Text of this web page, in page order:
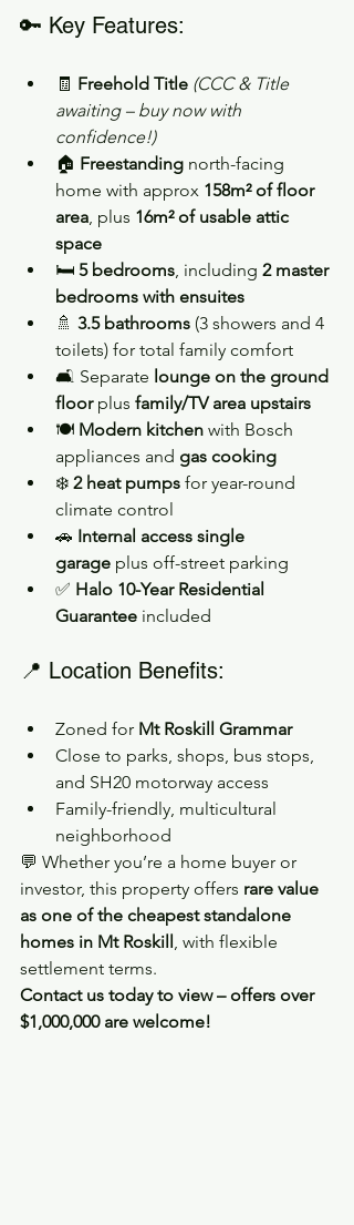
🔑 Key Features:
🧾 Freehold Title (CCC & Title
awaiting – buy now with
confidence!)
🏠 Freestanding north-facing
home with approx 158m² of floor
area , plus 16m² of usable attic
space
🛏 5 bedrooms , including 2 master
bedrooms with ensuites
🚿 3.5 bathrooms (3 showers and 4
toilets) for total family comfort
🛋 Separate lounge on the ground
floor plus family/TV area upstairs
🍽 Modern kitchen with Bosch
appliances and gas cooking
❄️ 2 heat pumps for year-round
climate control
🚗 Internal access single
garage plus off-street parking
✅ Halo 10-Year Residential
Guarantee included
📍 Location Benefits:
Zoned for Mt Roskill Grammar
Close to parks, shops, bus stops,
and SH20 motorway access
Family-friendly, multicultural
neighborhood
💬 Whether you’re a home buyer or
investor, this property offers rare value
as one of the cheapest standalone
homes in Mt Roskill , with flexible
settlement terms.
Contact us today to view – offers over
$1,000,000 are welcome!